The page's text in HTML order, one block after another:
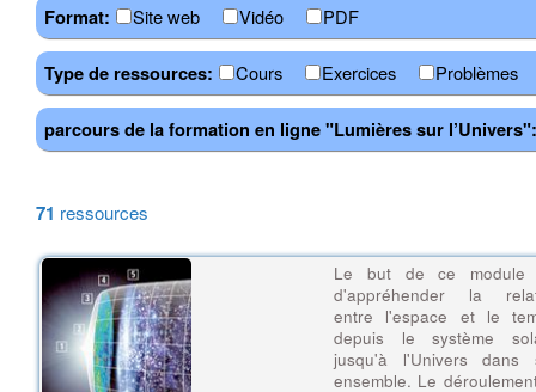
Format: Site web Vidéo PDF
Type de ressources: Cours Exercices Problèmes
parcours de la formation en ligne "Lumières sur l’Univers":
71 ressources
Le but de ce module
d'appréhender la
entre l'espace et le
depuis le système
jusqu'à l'Univers dans
ensemble. Le